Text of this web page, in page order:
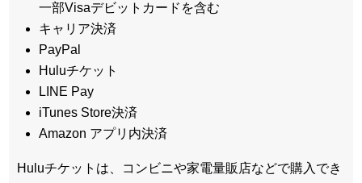
一部Visaデビットカードを含む
キャリア決済
PayPal
Huluチケット
LINE Pay
iTunes Store決済
Amazon アプリ内決済
Huluチケットは、コンビニや家電量販店などで購入でき